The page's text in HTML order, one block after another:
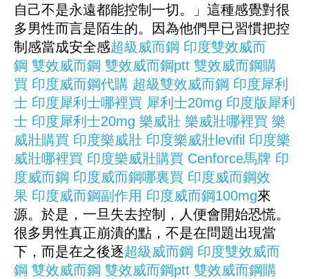
自己不是永遠都能控制一切。」這種感覺對很
多男性而言是陌生的。因為他們早已習慣把控
制感當成安全感超級威而鋼 印度雙效威而
鋼 雙效威而鋼 雙效威而鋼ptt 雙效威而鋼購
買 印度威而鋼代購 超級雙效威而鋼 印度犀利
士 印度犀利士哪裡買 犀利士20mg 印度版犀利
士 印度犀利士20mg 樂威壯 樂威壯哪裡買 樂
威壯購買 印度樂威壯 印度樂威壯levifil 印度樂
威壯哪裡買 印度樂威壯購買 Cenforce馬牌 印
度威而鋼 印度威而鋼哪裏買 印度威而鋼效
果 印度威而鋼副作用 印度威而鋼100mg來
源。於是，一旦失去控制，人便會開始恐慌。
很多男性真正崩潰的點，不是在問題出現當
下，而是在之後逐超級威而鋼 印度雙效威而
鋼 雙效威而鋼 雙效威而鋼ptt 雙效威而鋼購